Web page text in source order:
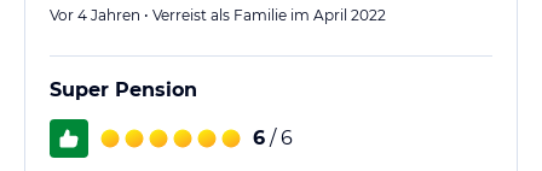
Vor 4 Jahren • Verreist als Familie im April 2022
Super Pension
6 / 6